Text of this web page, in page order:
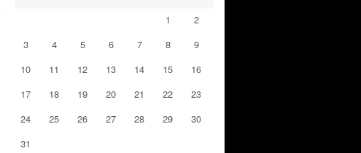
1
2
3
4 5 6 7 8
9
10
11 12 13 14 15
16
17
18 19 20 21 22
23
24
25 26 27 28 29
30
31